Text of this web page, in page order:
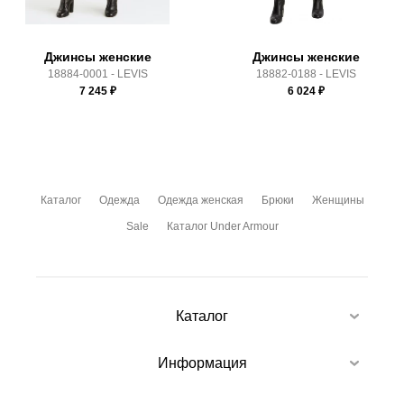
Джинсы женские
18884-0001 - LEVIS
7 245₽
Джинсы женские
18882-0188 - LEVIS
6 024 ₽
Каталог Одежда Одежда женская Брюки Женщины
Sale Каталог Under Armour
Каталог
Информация